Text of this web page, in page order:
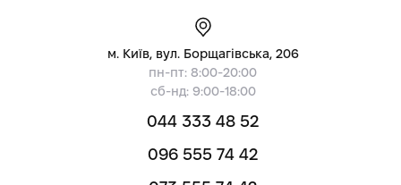
м. Київ, вул. Борщагівська, 206
пн-пт: 8:00-20:00
сб-нд: 9:00-18:00
044 333 48 52
096 555 74 42